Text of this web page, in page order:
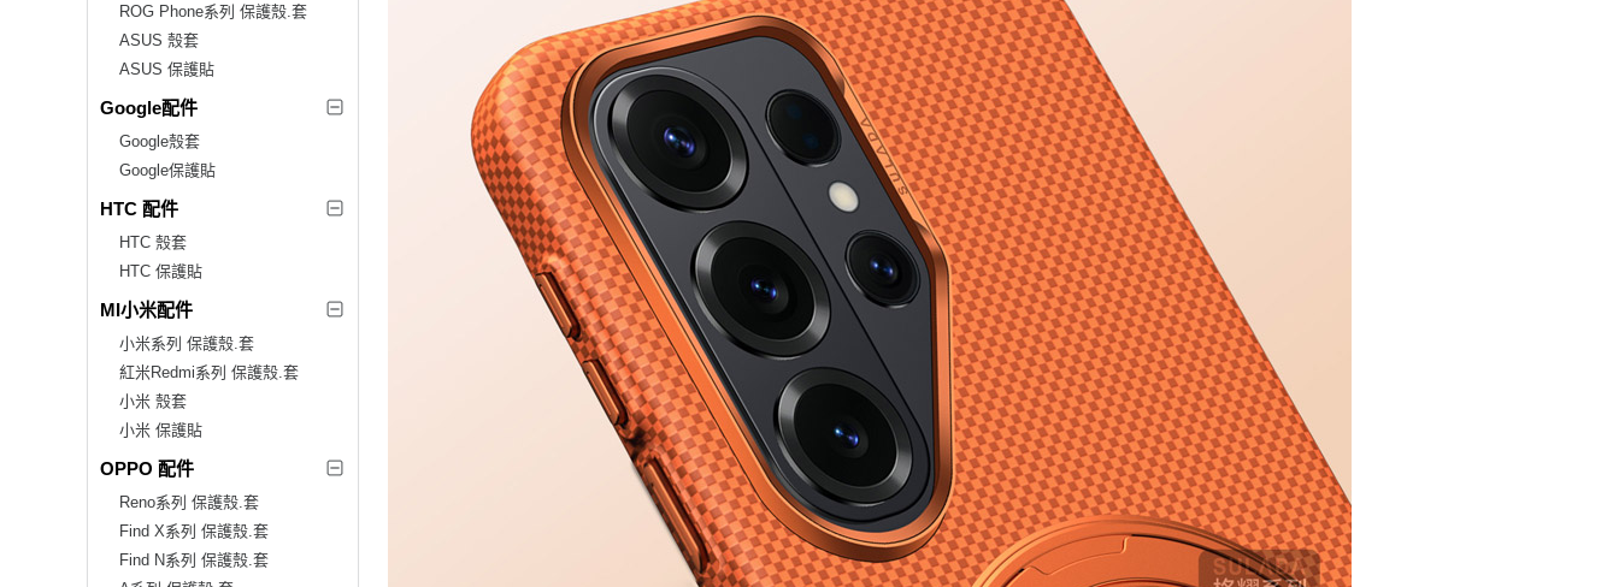
ROG Phone系列 保護殼.套
ASUS 殼套
ASUS 保護貼
Google配件
Google殼套
Google保護貼
HTC 配件
HTC 殼套
HTC 保護貼
MI小米配件
小米系列 保護殼.套
紅米Redmi系列 保護殼.套
小米 殼套
小米 保護貼
OPPO 配件
Reno系列 保護殼.套
Find X系列 保護殼.套
Find N系列 保護殼.套